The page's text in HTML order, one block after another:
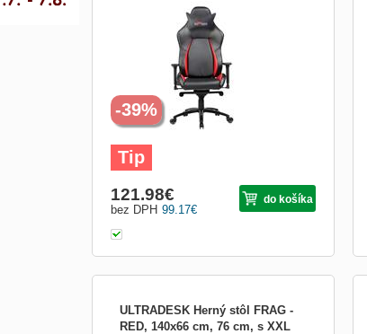
Herné kreslo Red Fighter C2 Ergonomické
herné kreslo s mäkkou výplňou a
kvalitným poťahom z PU kože a PVC
prináša dokonalú oporu pre každú čas
tela. V kombinácii s rôznymi možnosťami
nastavenia dáva užívateľom pocit úplného
uvoľnenia aj pri dlhodobom h...
99.17€
bez DPH
121.98€ do košíka
Tip
-39%
ULTRADESK Herný stôl FRAG -
RED, 140x66 cm, 76 cm, s XXL